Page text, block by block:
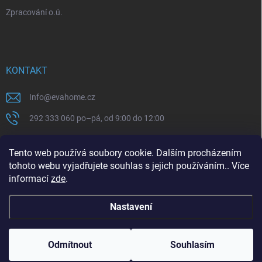
Tento web používá soubory cookie. Dalším procházením
tohoto webu vyjadřujete souhlas s jejich používáním.. Více
informací zde.
Nastavení
Odmítnout Souhlasím
Zpracování o.ú.
KONTAKT
Info@evahome.cz
292 333 060 po–pá, od 9:00 do 12:00
Vytvořil Shoptet
Copyright 2026 . Všechna práva vyhrazena.